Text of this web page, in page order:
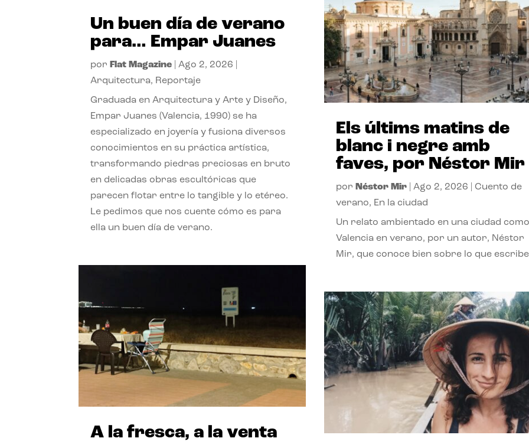
Un buen día de verano
para… Empar Juanes
por Flat Magazine |Ago 2, 2026
Arquitectura, Reportaje
Graduada en Arquitectura y Arte y Diseño,
Empar Juanes (Valencia, 1990) se ha
especializado en joyería y fusiona diversos
conocimientos en su práctica artística,
transformando piedras preciosas en bruto
en delicadas obras escultóricas que
parecen flotar entre lo tangible y lo etéreo.
Le pedimos que nos cuente cómo es para
ella un buen día de verano.
A la fresca, a la venta
Els últims matins de
blanc i negre amb
faves, por Néstor Mir
por Néstor Mir| Ago 2, 2026
Cuento de
verano, En la ciudad
Un relato ambientado en una ciudad como
Valencia en verano, por un autor, Néstor
Mir, que conoce bien sobre lo que